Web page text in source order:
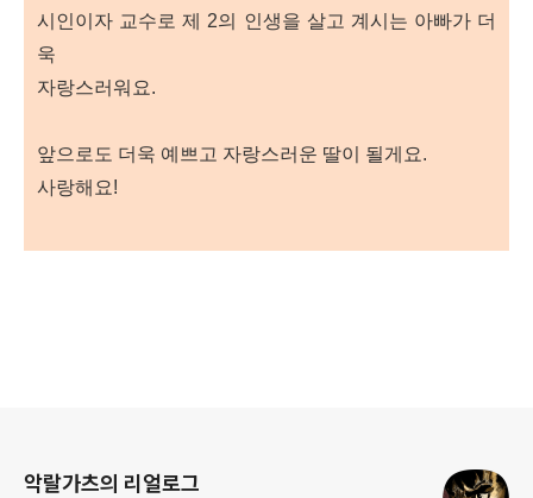
시인이자 교수로 제 2의 인생을 살고 계시는 아빠가 더
욱
자랑스러워요.
앞으로도 더욱 예쁘고 자랑스러운 딸이 될게요.
사랑해요!
악랄가츠의 리얼로그